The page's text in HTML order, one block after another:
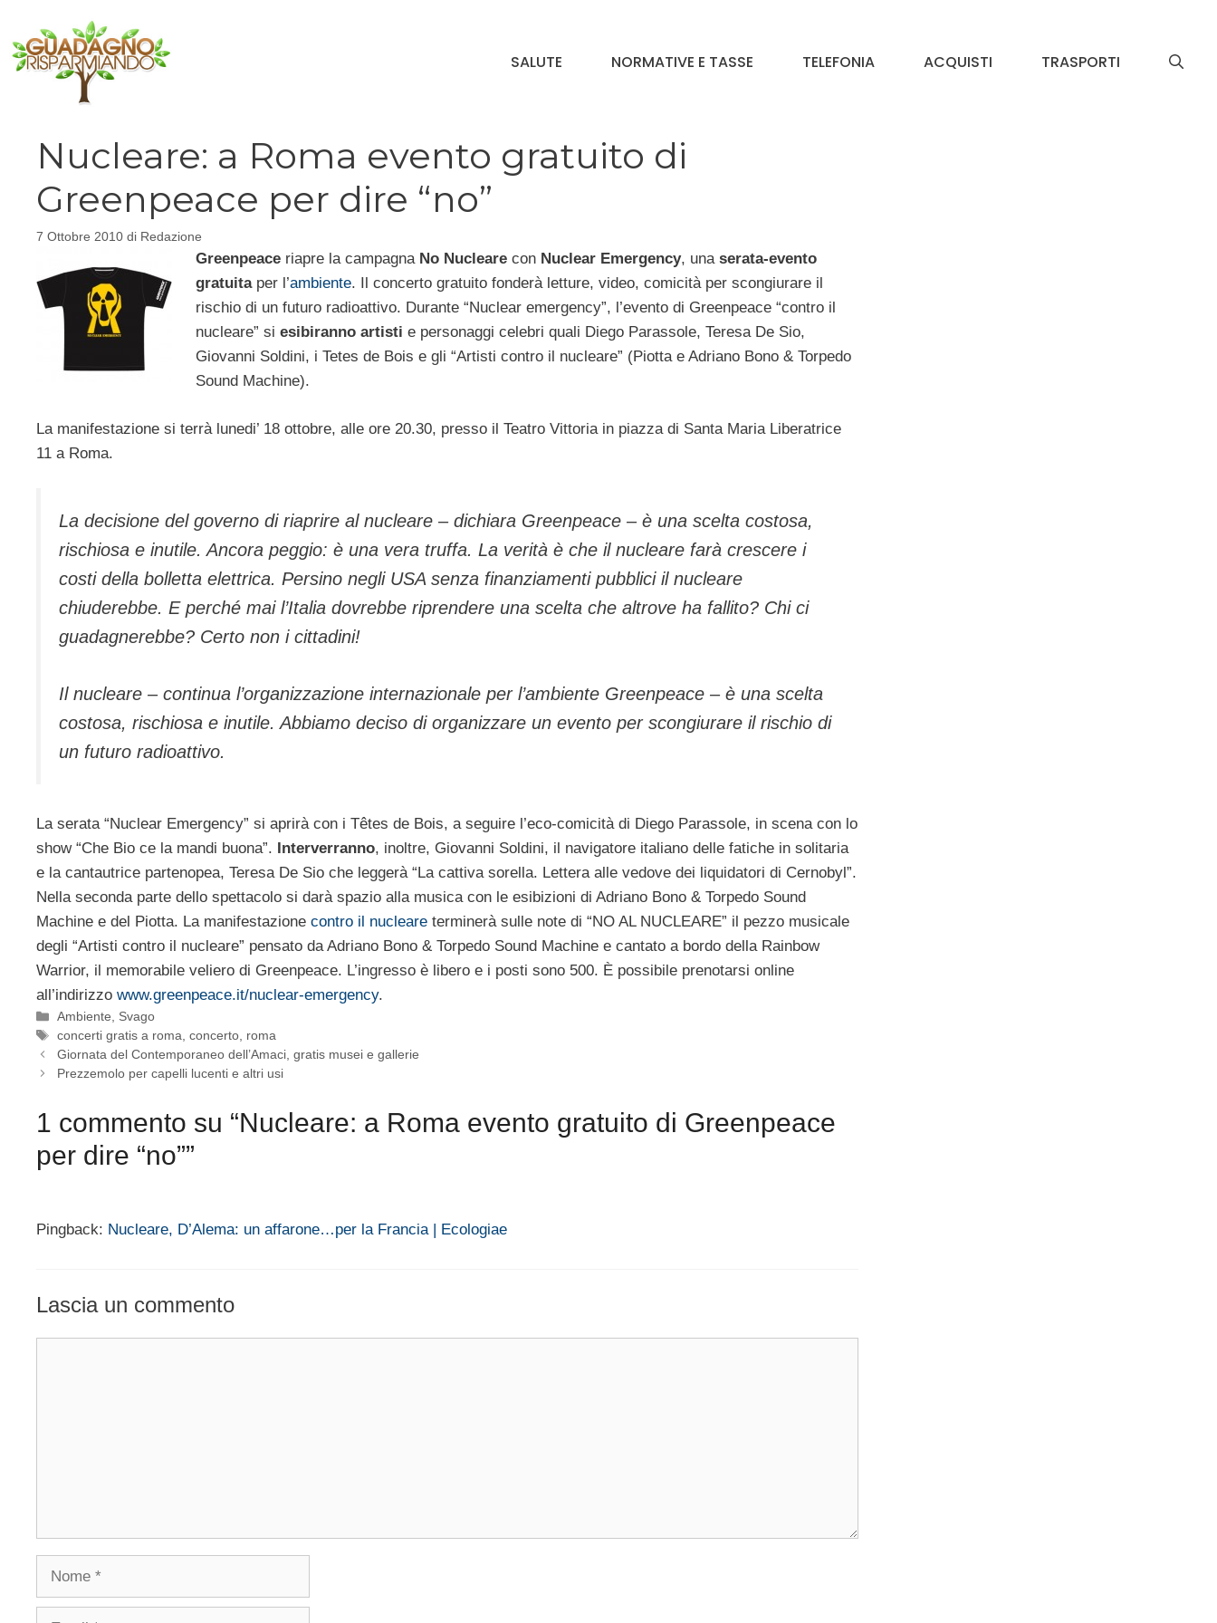
contenuto
SALUTE NORMATIVE E TASSE TELEFONIA ACQUISTI TRASPORTI
Nucleare: a Roma evento gratuito di
Greenpeace per dire “no”
7 Ottobre 2010 di Redazione
Greenpeace riapre la campagna No Nuclearecon Nuclear Emergency, una serata-evento
gratuita per l’ambiente. Il concerto gratuito fonderà letture, video, comicità per scongiurare il
rischio di un futuro radioattivo. Durante “Nuclear emergency”, l’evento di Greenpeace “contro il
nucleare” si esibiranno artisti e personaggi celebri quali Diego Parassole, Teresa De Sio,
Giovanni Soldini, i Tetes de Bois e gli “Artisti contro il nucleare” (Piotta e Adriano Bono & Torpedo
Sound Machine).
La manifestazione si terrà lunedi’ 18 ottobre, alle ore 20.30, presso il Teatro Vittoria in piazza di Santa Maria Liberatrice
11 a Roma.
La decisione del governo di riaprire al nucleare – dichiara Greenpeace – è una scelta costosa,
rischiosa e inutile. Ancora peggio: è una vera truffa. La verità è che il nucleare farà crescere i
costi della bolletta elettrica. Persino negli USA senza finanziamenti pubblici il nucleare
chiuderebbe. E perché mai l’Italia dovrebbe riprendere una scelta che altrove ha fallito? Chi ci
guadagnerebbe? Certo non i cittadini!
Il nucleare – continua l’organizzazione internazionale per l’ambiente Greenpeace – è una scelta
costosa, rischiosa e inutile. Abbiamo deciso di organizzare un evento per scongiurare il rischio di
un futuro radioattivo.
La serata “Nuclear Emergency” si aprirà con i Têtes de Bois, a seguire l’eco-comicità di Diego Parassole, in scena con lo
show “Che Bio ce la mandi buona”.
Interverranno, inoltre, Giovanni Soldini, il navigatore italiano delle fatiche in solitaria
e la cantautrice partenopea, Teresa De Sio che leggerà “La cattiva sorella. Lettera alle vedove dei liquidatori di Cernobyl”.
Nella seconda parte dello spettacolo si darà spazio alla musica con le esibizioni di Adriano Bono & Torpedo Sound
Machine e del Piotta. La manifestazione contro il nucleare terminerà sulle note di “NO AL NUCLEARE” il pezzo musicale
degli “Artisti contro il nucleare” pensato da Adriano Bono & Torpedo Sound Machine e cantato a bordo della Rainbow
Warrior, il memorabile veliero di Greenpeace. L’ingresso è libero e i posti sono 500. È possibile prenotarsi online
all’indirizzo www.greenpeace.it/nuclear-emergency.
Categorie
Ambiente, Svago
Tag
concerti gratis a roma,concerto, roma
Giornata del Contemporaneo dell’Amaci, gratis musei e gallerie
Prezzemolo per capelli lucenti e altri usi
1 commento su “Nucleare: a Roma evento gratuito di Greenpeace
per dire “no””
Pingback: Nucleare, D’Alema: un affarone…per la Francia | Ecologiae
Lascia un commento
Nome
Email